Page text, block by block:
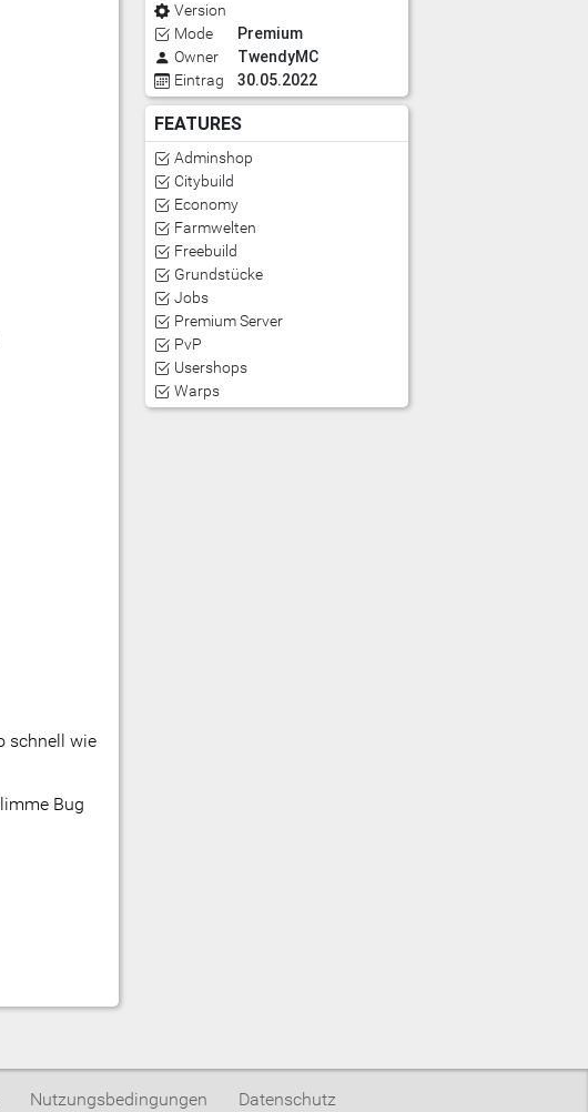
schnell wie
Bug
Version
Mode
Premium
Owner TwendyMC
Eintrag 30.05.2022
FEATURES
Adminshop
Citybuild
Economy
Farmwelten
Freebuild
Grundstücke
Jobs
Premium Server
PvP
Usershops
Warps
Nutzungsbedingungen Datenschutz